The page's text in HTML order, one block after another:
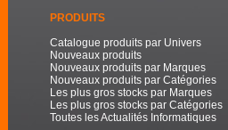
PRODUITS
Catalogue produits par Univers
Nouveaux produits
Nouveaux produits par Marques
Nouveaux produits par Catégories
Les plus gros stocks par Marques
Les plus gros stocks par Catégories
Toutes les Actualités Informatiques